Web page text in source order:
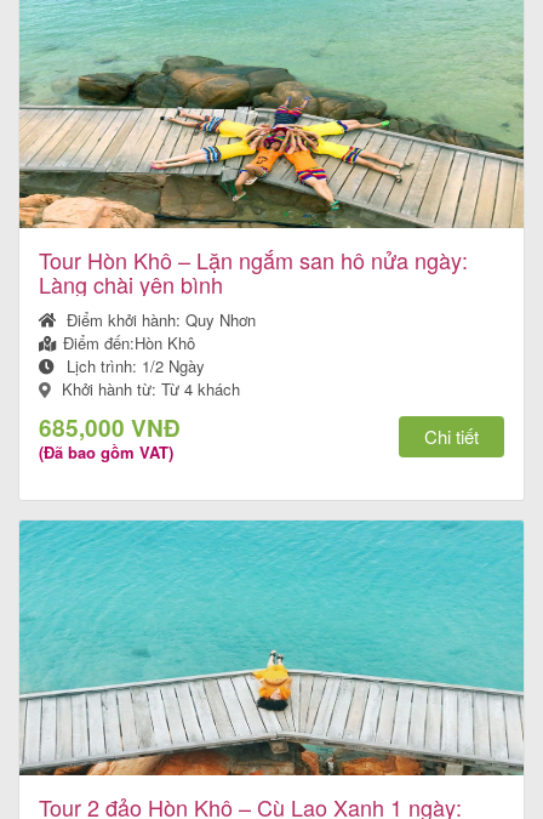
Tour Hòn Khô – Lặn ngắm san hô nửa ngày:
Làng chài yên bình
Điểm khởi hành:Quy Nhơn
Điểm đến:Hòn Khô
Lịch trình: 1/2 Ngày
Khởi hành từ: Từ 4 khách
685,000 VNĐ
(Đã bao gồm VAT)
Chi tiết
Tour 2 đảo Hòn Khô – Cù Lao Xanh 1 ngày: